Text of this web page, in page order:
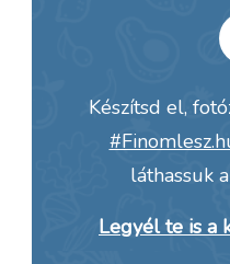
Készítsd el,
láthassuk
Legyél te is a